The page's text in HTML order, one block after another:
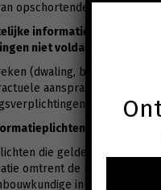
opschortende voorwaarden)?
niet voldaan is.
(dwaling, bedrog en
aansprakelijkheid van
van de
die gelden
die gelden bij elke
omtrent de bodem
inlichtingen